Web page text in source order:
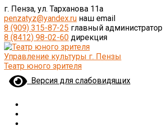
г. Пенза, ул. Тарханова 11а
penzatyz@yandex.ru наш email
8 (909) 315-87-25 главный администратор
8 (8412) 98-02-60 дирекция
Управление культуры г. Пензы
Театр юного зрителя
Версия для слабовидящих